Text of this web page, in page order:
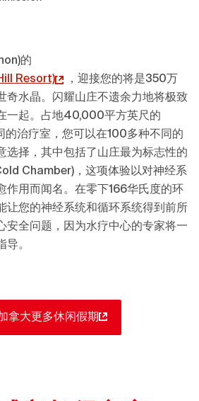
的
Resort)
，迎接您的将是350万
奇水晶。闪耀山庄不遗余力地将极致
一起。占地40,000平方英尺的
治疗室，您可以在100多种不同的
选择，其中包括了山庄最为标志性的
Chamber)，这项体验以对神经系
作用而闻名。在零下166华氏度的环
让您的神经系统和循环系统得到前所
安全问题，因为水疗中心的专家将一
导。
拿大更多休闲假期